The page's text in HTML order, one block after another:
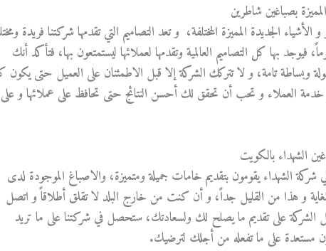
بصباغين شاطرين
الجديدة المميزة المختلفة، و تعد التصاميم التي تقدمها شركتنا فريدة
بها كل التصاميم العالمية وتقدمها لعملائها ليستمتعون بها، فتأكد أنك
وبساطة تامة، و لا تتركك الشركة إلا قبل الاطمئنان على العميل حتى
العملاء و تحب أن تحقق لك أحسن النتائج حتى تحافظ على عملائها و على
الشهداء بالكويت
شركة الشهداء يقومون بتقديم خامات جميلة ومتميزة، والاصباغ الموجودة لدى
و هذا من القليل جداً، و أن كنت من خارج البلد لا تقلق أطلاقاً و اتصل
الشركة على تقديم ما يصلح لك ولسعادتك، ستحصل في شركتنا على ما تريد
مستعدة على ما تفعله من أجلك لترضيك.